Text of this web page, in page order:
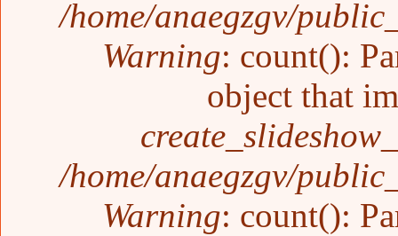
/home/anaegzgv/
Warning: count():
object that
/home/anaegzgv/
Warning: count():